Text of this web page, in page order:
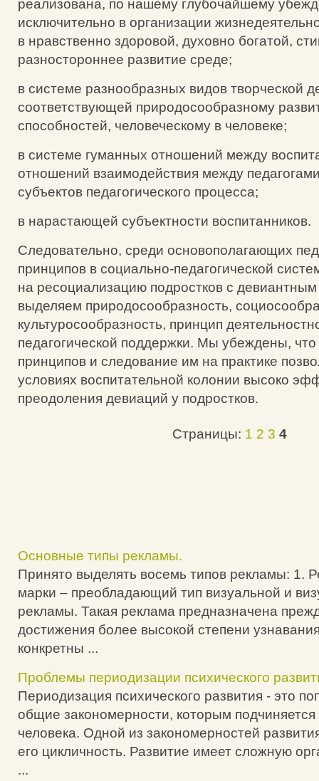
реализована, по нашему глубочайшему
исключительно в организации
в нравственно здоровой, духовно богатой,
разностороннее развитие среде;
в системе разнообразных видов творческой
соответствующей природосообразному
способностей, человеческому в человеке;
в системе гуманных отношений между
отношений взаимодействия между
субъектов педагогического процесса;
в нарастающей субъектности воспитанников.
Следовательно, среди основополагающих
принципов в социально-педагогической
на ресоциализацию подростков с
выделяем природосообразность,
культуросообразность, принцип
педагогической поддержки. Мы убеждены,
принципов и следование им на практике
условиях воспитательной колонии высоко
преодоления девиаций у подростков.
Страницы: 1 2 3 4
Основные типы рекламы.
Принято выделять восемь типов рекламы: 1.
марки – преобладающий тип визуальной и
рекламы. Такая реклама предназначена
достижения более высокой степени
конкретны ...
Проблемы периодизации психического
Периодизация психического развития - это
общие закономерности, которым
человека. Одной из закономерностей
его цикличность. Развитие имеет сложную
...